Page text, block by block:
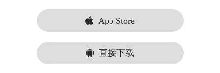
App Store
直接下载